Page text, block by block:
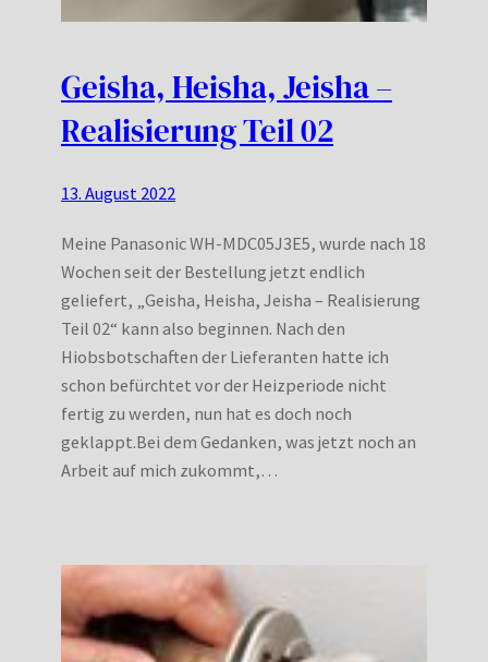
Geisha, Heisha, Jeisha –
Realisierung Teil 02
13. August 2022
Meine Panasonic WH-MDC05J3E5, wurde nach 18
Wochen seit der Bestellung jetzt endlich
geliefert, „Geisha, Heisha, Jeisha – Realisierung
Teil 02“ kann also beginnen. Nach den
Hiobsbotschaften der Lieferanten hatte ich
schon befürchtet vor der Heizperiode nicht
fertig zu werden, nun hat es doch noch
geklappt.Bei dem Gedanken, was jetzt noch an
Arbeit auf mich zukommt,…